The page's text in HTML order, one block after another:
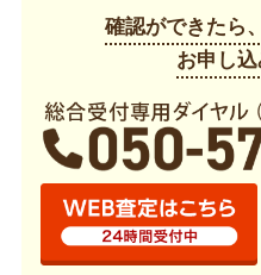
確認ができたら
お申し